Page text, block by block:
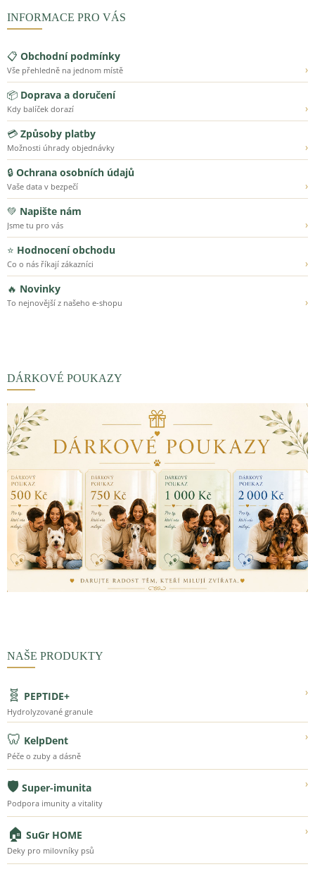
INFORMACE PRO VÁS
📋 Obchodní podmínky
Vše přehledně na jednom místě
›
📦 Doprava a doručení
Kdy balíček dorazí
›
💳 Způsoby platby
Možnosti úhrady objednávky
›
🔒 Ochrana osobních údajů
Vaše data v bezpečí
›
💚 Napište nám
Jsme tu pro vás
›
⭐ Hodnocení obchodu
Co o nás říkají zákazníci
›
🔥 Novinky
To nejnovější z našeho e-shopu ›
DÁRKOVÉ POUKAZY
NAŠE PRODUKTY
🧬 PEPTIDE+ ›
Hydrolyzované granule
🦷 KelpDent ›
Péče o zuby a dásně
🛡️ Super-imunita ›
Podpora imunity a vitality
🏠 SuGr HOME ›
Deky pro milovníky psů